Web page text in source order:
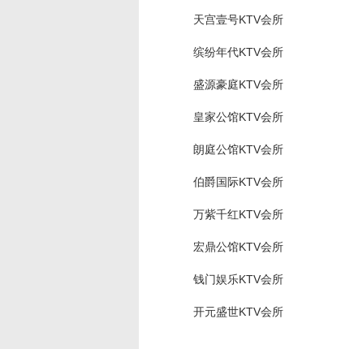
天宫壹号KTV会所
缤纷年代KTV会所
盛源豪庭KTV会所
皇家公馆KTV会所
朗庭公馆KTV会所
伯爵国际KTV会所
万紫千红KTV会所
宏鼎公馆KTV会所
钱门娱乐KTV会所
开元盛世KTV会所